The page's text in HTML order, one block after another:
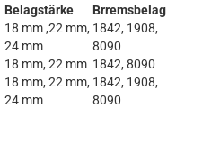
Belagstärke
Brremsbelag
18 mm ,22 mm,
24 mm
1842, 1908,
8090
18 mm, 22 mm 1842, 8090
18 mm, 22 mm,
24 mm
1842, 1908,
8090